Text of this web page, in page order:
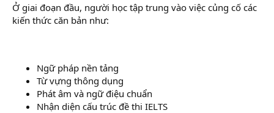
Ở giai đoạn đầu, người học tập trung vào việc củng cố các
kiến thức căn bản như:
Ngữ pháp nền tảng
Từ vựng thông dụng
Phát âm và ngữ điệu chuẩn
Nhận diện cấu trúc đề thi IELTS